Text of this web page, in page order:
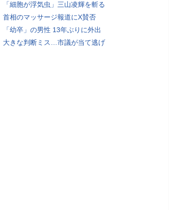
「細胞が浮気虫」三山凌輝を斬る
首相のマッサージ報道にX賛否
「幼卒」の男性 13年ぶりに外出
大きな判断ミス…市議が当て逃げ